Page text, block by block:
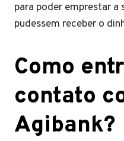
para poder emprestar a
pudessem receber o
Como
contato
Agibank?